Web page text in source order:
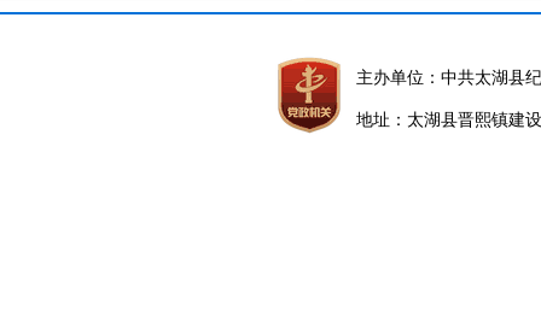
主办单位：中共太湖县
地址：太湖县晋熙镇建